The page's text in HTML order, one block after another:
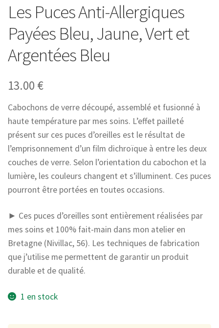
Les Puces Anti-Allergiques
Payées Bleu, Jaune, Vert et
Argentées Bleu
13.00 €
Cabochons de verre découpé, assemblé et fusionné à
haute température par mes soins. L’effet pailleté
présent sur ces puces d’oreilles est le résultat de
l’emprisonnement d’un film dichroïque à entre les deux
couches de verre. Selon l’orientation du cabochon et la
lumière, les couleurs changent et s’illuminent. Ces puces
pourront être portées en toutes occasions.
► Ces puces d’oreilles sont entièrement réalisées par
mes soins et 100% fait-main dans mon atelier en
Bretagne (Nivillac, 56). Les techniques de fabrication
que j’utilise me permettent de garantir un produit
durable et de qualité.
1 en stock